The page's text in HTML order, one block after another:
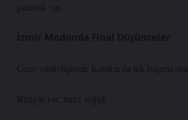
pazarlık var.
İzmir Modunda Final Düşünceler
Gece yürüyüşünde Kordon’da tek başımayım.
Rüzgâr var, biraz soğuk.